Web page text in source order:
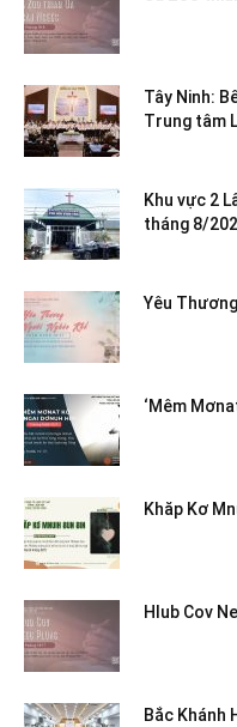
Tây Ninh:
Trung tâm
Khu vực 2
tháng 8/
Yêu
‘Mêm
Khăp Kơ
Hlub Cov
Bắc Khánh